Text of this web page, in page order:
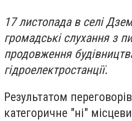
17 листопада в селі
громадські слухання з
продовження
гідроелектростанції.
Результатом
категоричне "ні"